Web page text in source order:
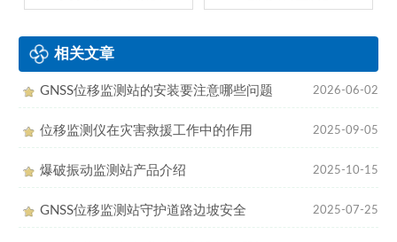
相关文章
GNSS位移监测站的安装要注意哪些问题 2026-06-02
位移监测仪在灾害救援工作中的作用 2025-09-05
爆破振动监测站产品介绍 2025-10-15
GNSS位移监测站守护道路边坡安全 2025-07-25